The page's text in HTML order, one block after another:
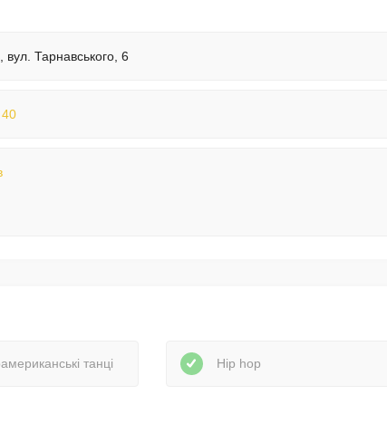
вул. Тарнавського, 6
танці Hip hop